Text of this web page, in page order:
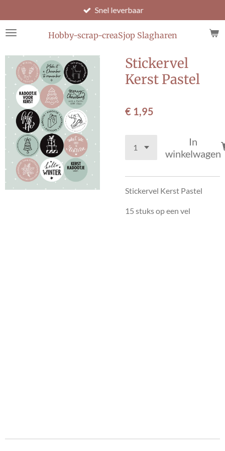
direct
naar
hoofdinhoud
Hobby-scrap-creaSjop Slagharen
Snel leverbaar
Stickervel
Kerst Pastel
€ 1,95
In
winkelwagen
Stickervel Kerst Pastel
15 stuks op een vel